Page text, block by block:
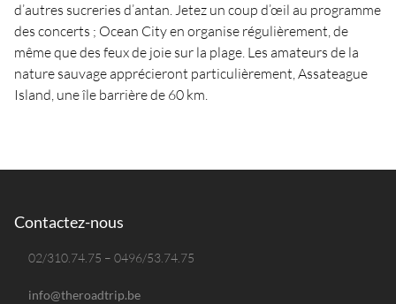
d’autres sucreries d’antan. Jetez un coup d’œil au programme
des concerts ; Ocean City en organise régulièrement, de
même que des feux de joie sur la plage. Les amateurs de la
nature sauvage apprécieront particulièrement, Assateague
Island, une île barrière de 60 km.
Contactez-nous
02/310.74.75 – 0496/53.74.75
info@theroadtrip.be